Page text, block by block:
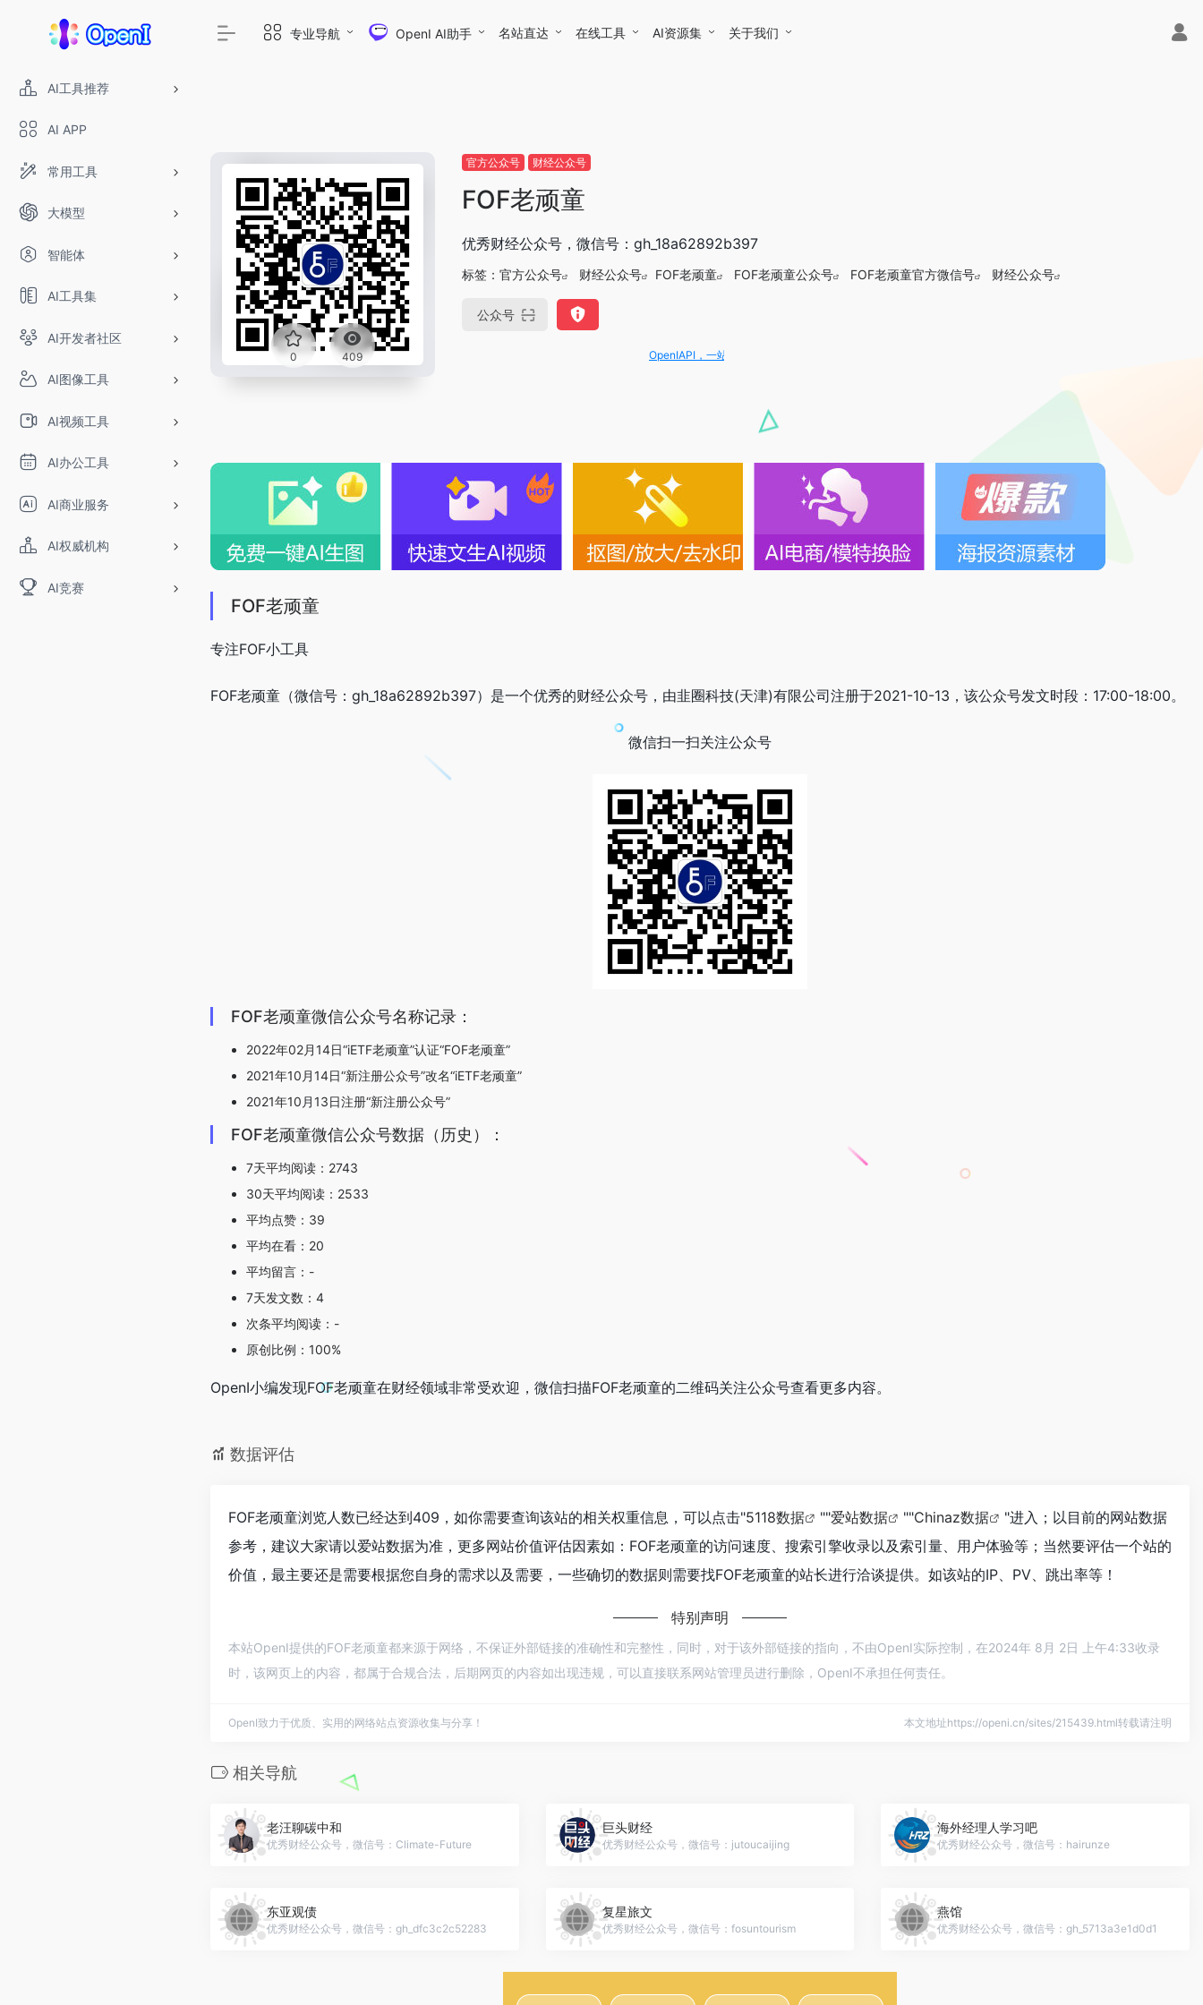
AI工具推荐
AI APP
常用工具
大模型
智能体
AI工具集
AI开发者社区
AI图像工具
AI视频工具
AI办公工具
AI商业服务
AI权威机构
AI竞赛
专业导航 OpenI AI助手 名站直达 在线工具 AI资源集 关于我们
0 409
官方公众号 财经公众号
FOF老顽童
优秀财经公众号，微信号：gh_18a62892b397
标签： 官方公众号 财经公众号 FOF老顽童 FOF老顽童公众号 FOF老顽童官方微信号 财经公众号
公众号
OpenIAPI，一站式大模型API聚合平台
FOF老顽童
专注FOF小工具
FOF老顽童（微信号：gh_18a62892b397）是一个优秀的财经公众号，由韭圈科技(天津)有限公司注册于2021-10-13，该公众号发文时段：17:00-18:00。
微信扫一扫关注公众号
FOF老顽童微信公众号名称记录：
2022年02月14日“iETF老顽童”认证“FOF老顽童”
2021年10月14日“新注册公众号”改名“iETF老顽童”
2021年10月13日注册“新注册公众号”
FOF老顽童微信公众号数据（历史）：
7天平均阅读：2743
30天平均阅读：2533
平均点赞：39
平均在看：20
平均留言：-
7天发文数：4
次条平均阅读：-
原创比例：100%
OpenI小编发现FOF老顽童在财经领域非常受欢迎，微信扫描FOF老顽童的二维码关注公众号查看更多内容。
数据评估
FOF老顽童浏览人数已经达到409，如你需要查询该站的相关权重信息，可以点击"5118数据 ""爱站数据 ""Chinaz数据
"进入；以目前的网站数据
参考，建议大家请以爱站数据为准，更多网站价值评估因素如：FOF老顽童的访问速度、搜索引擎收录以及索引量、用户体验等；当然要评估一个站的
价值，最主要还是需要根据您自身的需求以及需要，一些确切的数据则需要找FOF老顽童的站长进行洽谈提供。如该站的IP、PV、跳出率等！
特别声明
本站OpenI提供的FOF老顽童都来源于网络，不保证外部链接的准确性和完整性，同时，对于该外部链接的指向，不由OpenI实际控制，在2024年 8月 2日 上午4:33收录
时，该网页上的内容，都属于合规合法，后期网页的内容如出现违规，可以直接联系网站管理员进行删除，OpenI不承担任何责任。
OpenI致力于优质、实用的网络站点资源收集与分享！ 本文地址https://openi.cn/sites/215439.html转载请注明
相关导航
老汪聊碳中和
优秀财经公众号，微信号：Climate-Future
巨头财经
优秀财经公众号，微信号：jutoucaijing
海外经理人学习吧
优秀财经公众号，微信号：hairunze
东亚观债
优秀财经公众号，微信号：gh_dfc3c2c52283
复星旅文
优秀财经公众号，微信号：fosuntourism
燕馆
优秀财经公众号，微信号：gh_5713a3e1d0d1